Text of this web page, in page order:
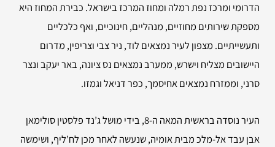
הדרומי ומרכז נפת רמלה ומחוז המרכז בישראל. כבירת המחוז היא
מספקת שירותים מחוזיים, מנהליים, חינוכיים, ואף כלכליים
ותעשייתיים. מצפון לעיר נמצאים לוד, ניר צבי וצריפין, מדרום
היישובים מצליח וישרש, ממערב נמצאים נס ציונה, באר יעקב ונצר
סרני, וממזרח נמצאים אחיסמך, כפר דניאל וגמזו.
העיר נוסדה בראשית המאה ה-8, בידי מושל ג’נד פלסטין סולימאן
אבן עבד אל-מלכ מבית אומיה, שנעשה לאחר מכן לח’ליף, ושימשה